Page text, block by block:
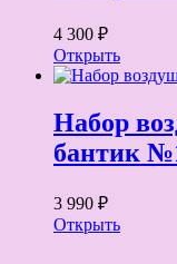
4 300 ₽
Открыть
Набор
бантик
3 990 ₽
Открыть